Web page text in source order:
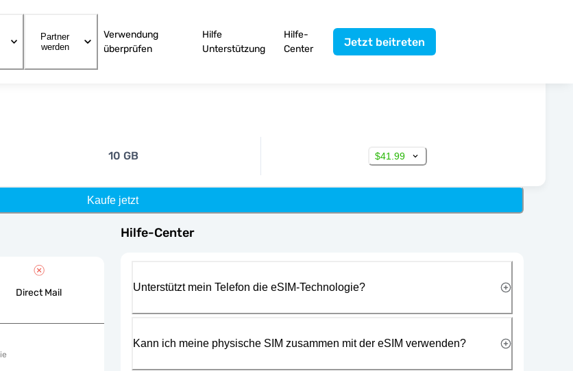
Partner
werden
Verwendung
überprüfen
Hilfe
Unterstützung
Hilfe-
Center
Jetzt beitreten
10 GB $41.99
Kaufe jetzt
Direct Mail
Hilfe-Center
Unterstützt mein Telefon die eSIM-Technologie?
Kann ich meine physische SIM zusammen mit der eSIM verwenden?